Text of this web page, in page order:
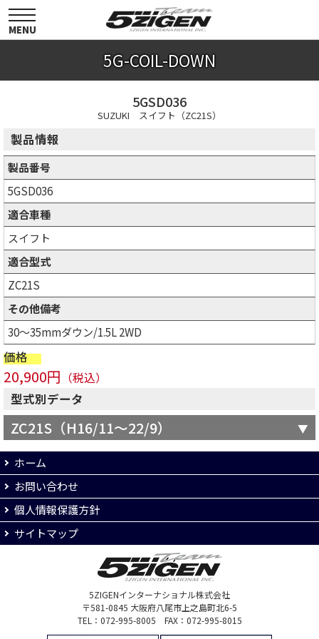
toggle
navigation
MENU
5G-COIL-DOWN
5GSD036
SUZUKI スイフト（ZC21S）
製品情報
製品番号
5GSD036
適合車種
スイフト
適合型式
ZC21S
その他備考
30～35mmダウン/1.5L 2WD
価格
20,900円 （税込）
型式別データ
ZC21S（H16/11～22/9）
ホーム
お問い合わせ
個人情報保護方針
サイトマップ
5ZIGENインターナショナル株式会社
〒581-0845 大阪府八尾市上之島町北6-5
TEL：072-995-8005 FAX：072-995-8015